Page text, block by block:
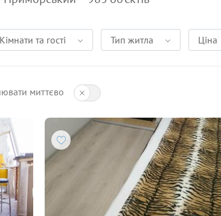
Кімнати та гості Тип житла Ціна
миттєво